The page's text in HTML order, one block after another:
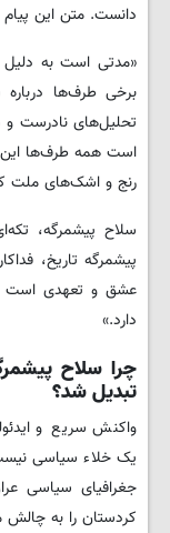
دانست. متن این
«مدتی است به
برخی طرف‌ها
تحلیل‌های نادرست و
است همه طرف‌ها این
رنج و اشک‌های ملت
سلاح پیشمرگه،
پیشمرگه تاریخ،
عشق و تعهدی است
دارد.»
چرا سلاح
تبدیل شد؟
واکنش سریع و
یک خلاء سیاسی
جغرافیای سیاسی
کردستان را به